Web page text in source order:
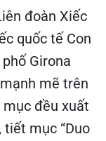
đoàn Xiếc
quốc tế Con
Girona
mẽ trên
đều xuất
mục “Duo